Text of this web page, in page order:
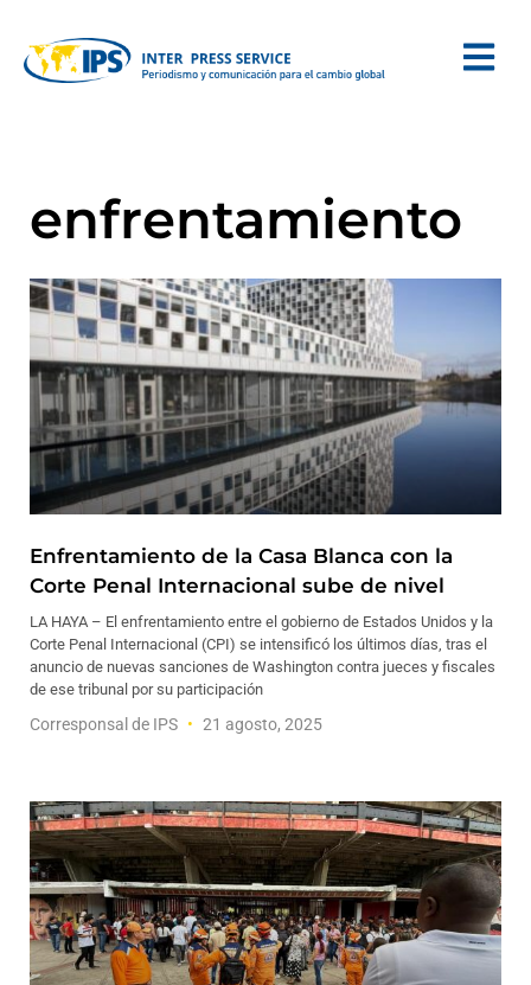
enfrentamiento
Enfrentamiento de la Casa Blanca con la
Corte Penal Internacional sube de nivel
LA HAYA – El enfrentamiento entre el gobierno de Estados Unidos y la
Corte Penal Internacional (CPI) se intensificó los últimos días, tras el
anuncio de nuevas sanciones de Washington contra jueces y fiscales
de ese tribunal por su participación
Corresponsal de IPS 21 agosto, 2025